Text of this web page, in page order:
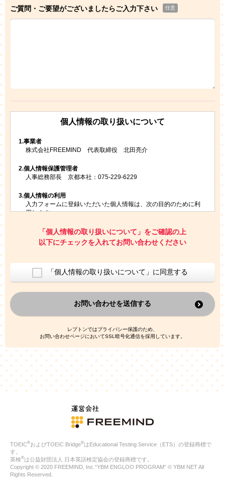
ご質問・ご要望がございましたらご入力下さい 任意
個人情報の取り扱いについて
1.事業者
株式会社FREEMIND 代表取締役 北田亮介
2.個人情報保護管理者
人事総務部長 京都本社：075-229-6229
3.個人情報の利用
入力フォームに登録いただいた個人情報は、次の目的のために利
用します。
お問い合わせにお答えするため
レプトンのキャンペーンや新商品（新サービス）、新規開講教
室等をご案内するため
ご利用者の個人情報を、本人が特定されないデータに不可逆変
換した上で、広告・宣伝・販売促進活動に役立てること
上記の利用目的のために第三者へ提供すること
なお、この利用目的を超えた個人情報の取扱いは行いません。ま
た、これ以外の目的で個人情報を利用することはありません。
人情報を、本人が特定されないデータに不可逆変換した上で第三
者広告配信事業者においてマッチングを行い、その結果に基づい
て広告を配信することがあります。第三者広告配信事業者が、こ
れらの情報を広告配信以外の目的で利用することはありません。
4.
個人情報の第三者への提供
当社は、次の場合を除き、ご本人の同意なしに個人情報を第三者
に提供することはありません。
ご本人の同意がある場合
法令に基づく場合
人の生命、身体または財産の保護のために必要がある場合であ
公衆衛生の向上または児童の健全な育成の推進のために特に必
合
特定した利用目的の達成に必要な範囲内において、個人情報の
「個人情報の取り扱いについて」をご確認の上
以下にチェックを入れてお問い合わせください
「個人情報の取り扱いについて」に同意する
お問い合わせを送信する
レプトンではプライバシー保護のため、
お問い合わせページにおいてSSL暗号化通信を採用しています。
TOEIC®およびTOEIC Bridge®はEducational Testing Service（ETS）の登録商標で
す。
英検®は公益財団法人 日本英語検定協会の登録商標です。
Copyright © 2020 FREEMIND, Inc.“YBM ENGLOO PROGRAM” © YBM NET All
Rights Reserved.